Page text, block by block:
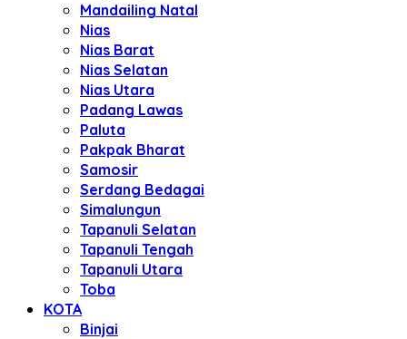
Mandailing Natal
Nias
Nias Barat
Nias Selatan
Nias Utara
Padang Lawas
Paluta
Pakpak Bharat
Samosir
Serdang Bedagai
Simalungun
Tapanuli Selatan
Tapanuli Tengah
Tapanuli Utara
Toba
KOTA
Binjai